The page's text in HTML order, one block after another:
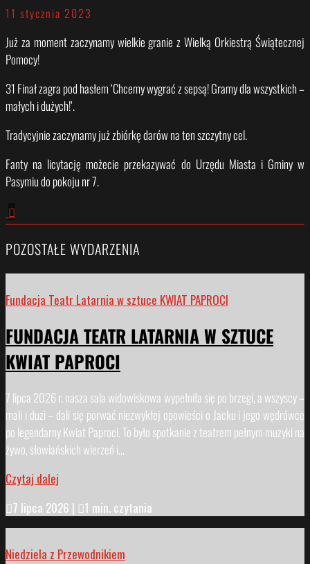
11 stycznia 2023
Już za moment zaczynamy wielkie granie z Wielką Orkiestrą Świątecznej
Pomocy!
31 Finał zagra pod hasłem ‘Chcemy wygrać z sepsą! Gramy dla wszystkich –
małych i dużych!’.
Tradycyjnie zaczynamy już zbiórkę darów na ten szczytny cel.
Fanty na licytację możecie przekazywać do Urzędu Miasta i Gminy w
Pasymiu do pokoju nr 7.
POZOSTAŁE WYDARZENIA
Fundacja Teatr Latarnia w sztuce KWIAT PAPROCI
FUNDACJA TEATR LATARNIA W SZTUCE
KWIAT PAPROCI
7 lipca 2026 r. nasza sala widowiskowa wypełniła się po brzegi, a wszyscy –
mali i duzi – dali się porwać niezwykłej opowieści o Jacku i jego wędrówce
po legendarny Kwiat Paproci. To było spotkanie z teatrem pełnym muzyki na
żywo, słowiańskich wierzeń i...
Czytaj dalej
7 lipca 2026 | 1 min. czytania
Niedziela z Przewodnikiem